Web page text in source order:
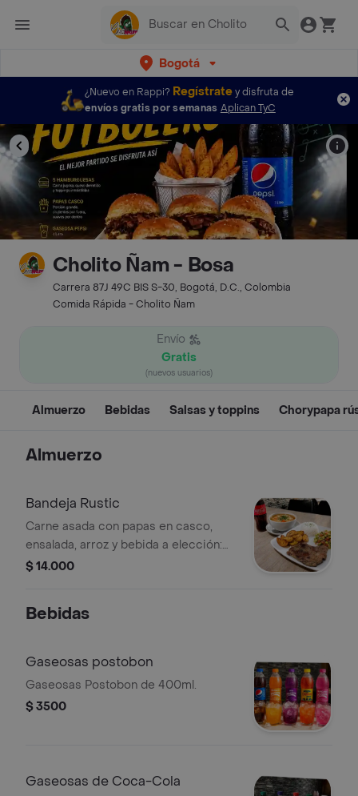
Bogotá
¿Nuevo en Rappi? Regístratey disfruta de
envíos gratis por semanas Aplican TyC
Cholito Ñam - Bosa
Carrera 87J 49C BIS S-30, Bogotá, D.C., Colombia
Comida Rápida - Cholito Ñam
Envío
Gratis
(nuevos usuarios)
Almuerzo Bebidas Salsas y toppins Chorypapa
Almuerzo
Bandeja Rustic
Carne asada con papas en casco,
ensalada, arroz y bebida a elección:
gaseosa de 250 ml o cerveza en lata.
$ 14.000
Bebidas
Gaseosas postobon
Gaseosas Postobon de 400ml.
$ 3500
Gaseosas de Coca-Cola